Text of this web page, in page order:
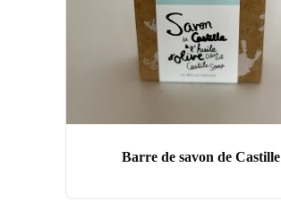
Barre de savon de Castille